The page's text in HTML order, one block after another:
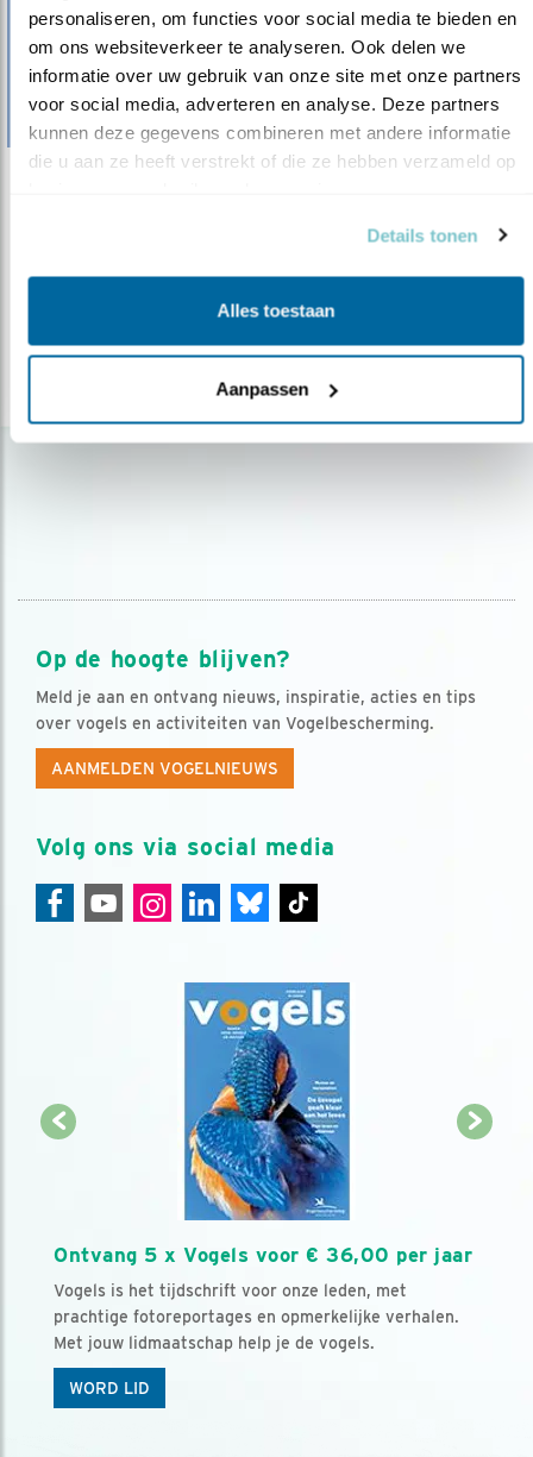
personaliseren, om functies voor social media te bieden en
om ons websiteverkeer te analyseren. Ook delen we
informatie over uw gebruik van onze site met onze partners
voor social media, adverteren en analyse. Deze partners
kunnen deze gegevens combineren met andere informatie
die u aan ze heeft verstrekt of die ze hebben verzameld op
Details tonen
Alles toestaan
Aanpassen
Zenderonderzoek zet bescherming in gang
04.06.20Fijne voorbeelden van wat zenderonderzoek
Op de hoogte blijven?
Meld je aan en ontvang nieuws, inspiratie, acties en tips
over vogels en activiteiten van Vogelbescherming.
AANMELDEN VOGELNIEUWS
Volg ons via social media
Ontvang 5 x Vogels voor € 36,00 per jaar
Vogels is het tijdschrift voor onze leden, met
prachtige fotoreportages en opmerkelijke verhalen.
Met jouw lidmaatschap help je de vogels.
WORD LID